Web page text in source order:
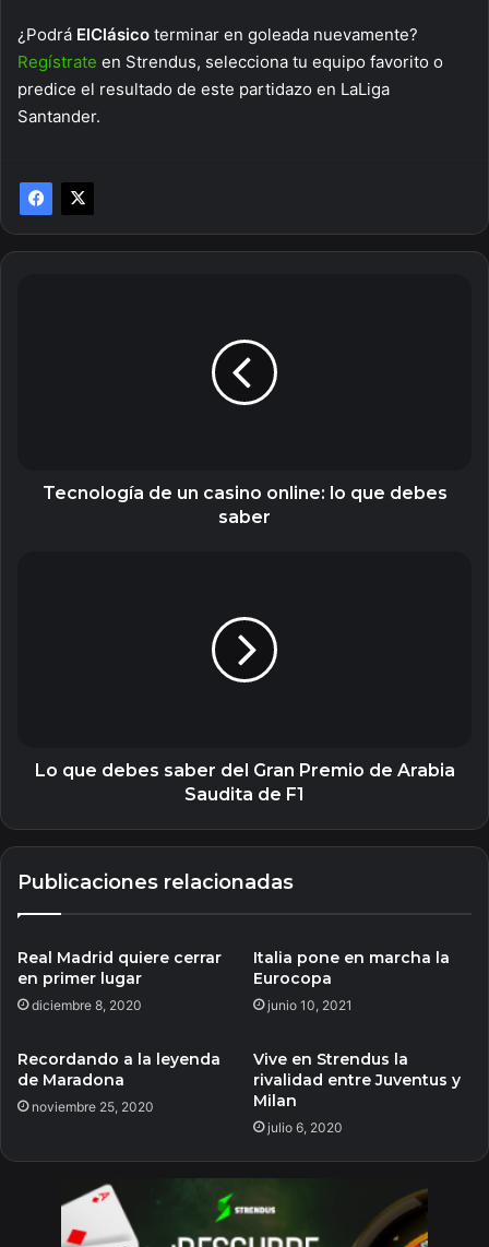
¿Podrá ElClásico terminar en goleada nuevamente?
Regístrate en Strendus, selecciona tu equipo favorito o
predice el resultado de este partidazo en LaLiga
Santander.
Tecnología de un casino online: lo que debes
saber
Saudita
Lo que debes saber del Gran Premio de Arabia
Saudita de F1
Publicaciones relacionadas
Real Madrid quiere cerrar
en primer lugar
diciembre 8, 2020
Italia pone en marcha la
Eurocopa
junio 10, 2021
Recordando a la leyenda
de Maradona
noviembre 25, 2020
Vive en Strendus la
rivalidad entre Juventus y
Milan
julio 6, 2020